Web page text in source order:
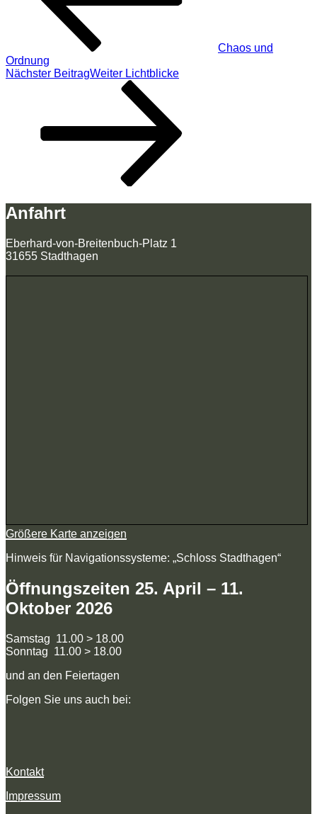
Chaos und
Ordnung
Nächster BeitragWeiter Lichtblicke
Anfahrt
Eberhard-von-Breitenbuch-Platz 1
31655 Stadthagen
Größere Karte anzeigen
Hinweis für Navigationssysteme: „Schloss Stadthagen“
Öffnungszeiten 25. April – 11.
Oktober 2026
Samstag 11.00 > 18.00
Sonntag 11.00 > 18.00
und an den Feiertagen
Folgen Sie uns auch bei:
Kontakt
Impressum